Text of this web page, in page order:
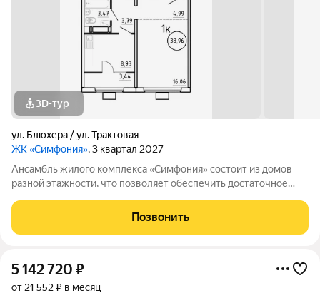
3D-тур
ул. Блюхера / ул. Трактовая
ЖК «Симфония», 3 квартал 2027
Ансамбль жилого комплекса «Симфония» состоит из домов
разной этажности, что позволяет обеспечить достаточное
времени и предлагаем квартиры с уже готовой базовой
отделкой. Заезжайте и живите! ЖК
Позвонить
5 142 720 ₽
от 21 552 ₽ в месяц